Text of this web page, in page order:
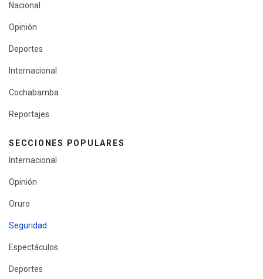
Nacional
Opinión
Deportes
Internacional
Cochabamba
Reportajes
SECCIONES POPULARES
Internacional
Opinión
Oruro
Seguridad
Espectáculos
Deportes